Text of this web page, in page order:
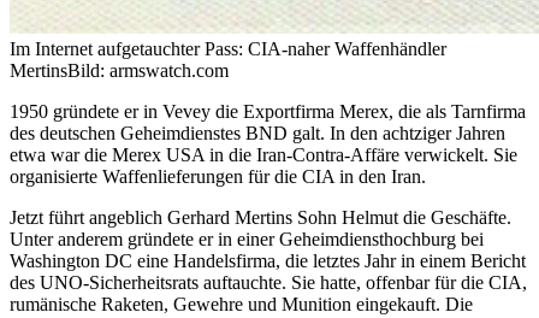
Im Internet aufgetauchter Pass: CIA-naher Waffenhändler
MertinsBild: armswatch.com
1950 gründete er in Vevey die Exportfirma Merex, die als Tarnfirma
des deutschen Geheimdienstes BND galt. In den achtziger Jahren
etwa war die Merex USA in die Iran-Contra-Affäre verwickelt. Sie
organisierte Waffenlieferungen für die CIA in den Iran.
Jetzt führt angeblich Gerhard Mertins Sohn Helmut die Geschäfte.
Unter anderem gründete er in einer Geheimdiensthochburg bei
Washington DC eine Handelsfirma, die letztes Jahr in einem Bericht
des UNO-Sicherheitsrats auftauchte. Sie hatte, offenbar für die CIA,
rumänische Raketen, Gewehre und Munition eingekauft. Die